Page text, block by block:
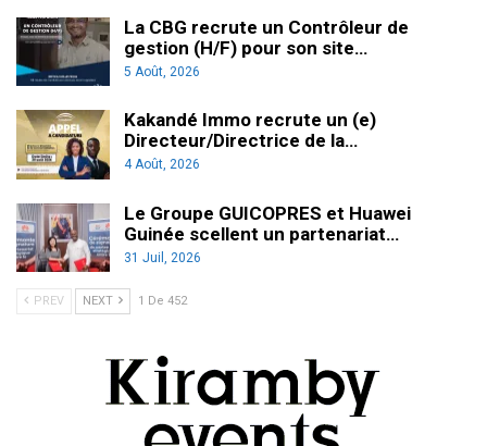
La CBG recrute un Contrôleur de
gestion (H/F) pour son site…
5 Août, 2026
Kakandé Immo recrute un (e)
Directeur/Directrice de la…
4 Août, 2026
Le Groupe GUICOPRES et Huawei
Guinée scellent un partenariat…
31 Juil, 2026
PREV NEXT 1 De 452